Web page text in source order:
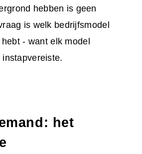
hebben is geen
is welk bedrijfsmodel
- want elk model
het